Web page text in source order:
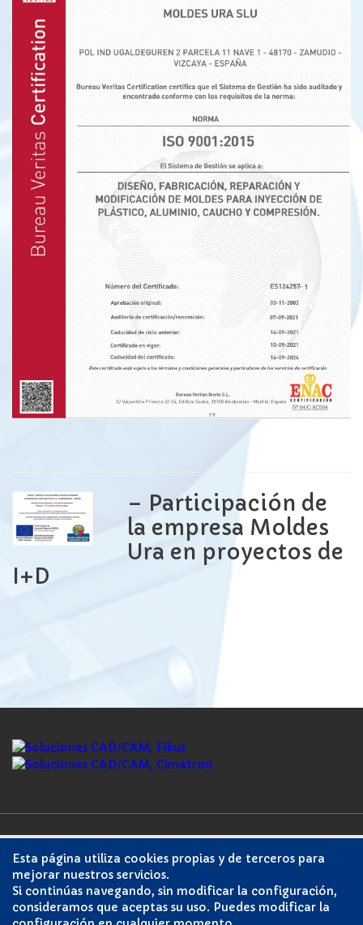
– Participación de
la empresa Moldes
Ura en proyectos de
I+D
Polígono Industrial Ugaldeguren II, Parcela 11, Nave 1
48170. Zamudio. Vizcaya | Telefono: 944525174| Fax:
944520275 | manuel@moldesura.com
Aviso Legal| Política de privacidad|Política de
Esta página utiliza cookies propias y de terceros para
mejorar nuestros servicios.
Si continúas navegando, sin modificar la configuración,
consideramos que aceptas su uso. Puedes modificar la